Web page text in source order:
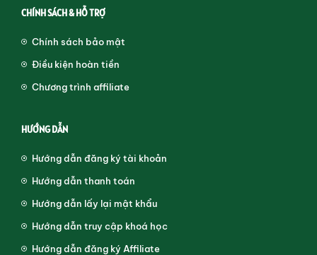
CHÍNH SÁCH & HỖ TRỢ
Chính sách bảo mật
Điều kiện hoàn tiền
Chương trình affiliate
HƯỚNG DẪN
Hướng dẫn đăng ký tài khoản
Hướng dẫn thanh toán
Hướng dẫn lấy lại mật khẩu
Hướng dẫn truy cập khoá học
Hướng dẫn đăng ký Affiliate